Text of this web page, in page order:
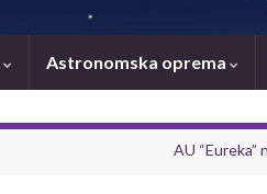
Astronomska oprema
AU “Eureka”